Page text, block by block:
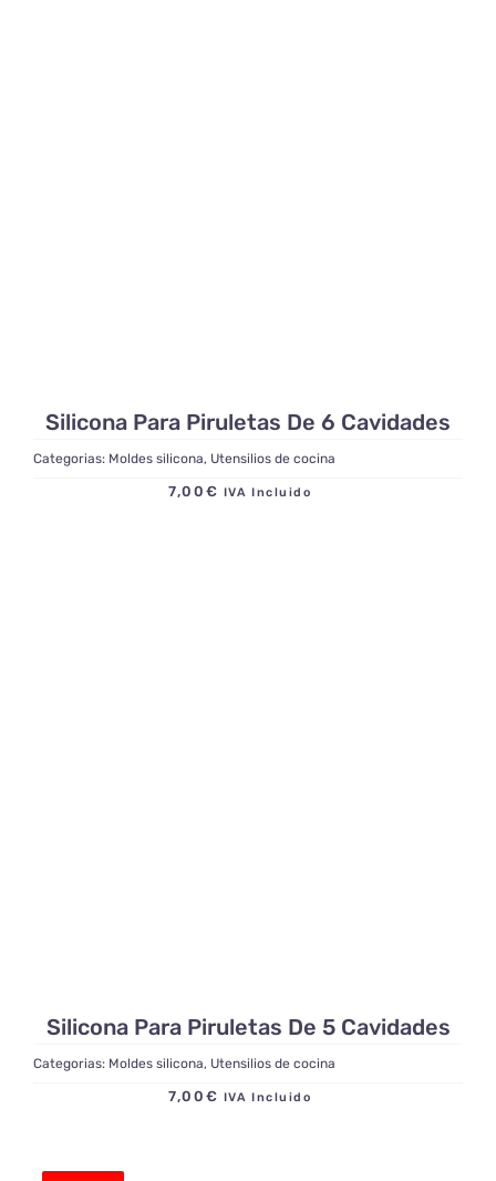
Silicona Para Piruletas De 6 Cavidades
Categorias: Moldes silicona, Utensilios de cocina
7,00 € IVA Incluido
Silicona Para Piruletas De 5 Cavidades
Categorias: Moldes silicona, Utensilios de cocina
7,00 € IVA Incluido